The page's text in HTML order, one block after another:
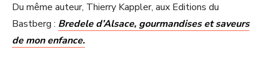
Du même auteur, Thierry Kappler, aux Editions du
Bastberg : Bredele d’Alsace, gourmandises et saveurs
de mon enfance.